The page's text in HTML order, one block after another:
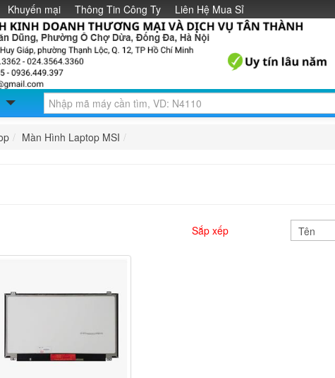
Khuyến mại Thông Tin Công Ty Liên Hệ Mua Sỉ
/ Màn Hình Laptop MSI /
Sắp xếp